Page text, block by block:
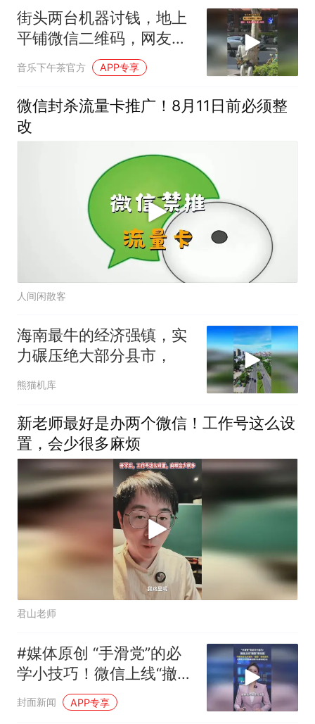
街头两台机器讨钱，地上
平铺微信二维码，网友：
真是全民机器人时代
音乐下午茶官方 APP专享
微信封杀流量卡推广！8月11日前必须整
改
人间闲散客
海南最牛的经济强镇，实
力碾压绝大部分县市，
熊猫机库
新老师最好是办两个微信！工作号这么设
置，会少很多麻烦
君山老师
#媒体原创 “手滑党”的必
学小技巧！微信上线“撤
回”新功能：可删除自己界
面的“撤回”消息提示
封面新闻 APP专享